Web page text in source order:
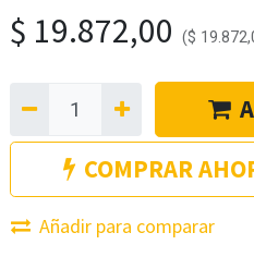
$ 19.872,00 ($
COMPRAR
Añadir para comparar